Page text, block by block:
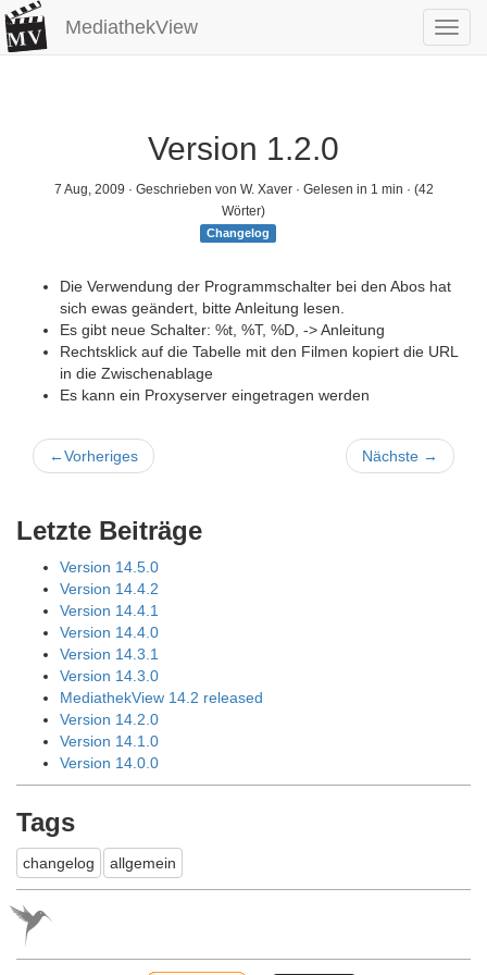
MediathekView
Version 1.2.0
7 Aug, 2009 · Geschrieben von W. Xaver · Gelesen in 1 min · (42
Wörter)
Changelog
Die Verwendung der Programmschalter bei den Abos hat
sich ewas geändert, bitte Anleitung lesen.
Es gibt neue Schalter: %t, %T, %D, -> Anleitung
Rechtsklick auf die Tabelle mit den Filmen kopiert die URL
in die Zwischenablage
Es kann ein Proxyserver eingetragen werden
←Vorheriges Nächste →
Letzte Beiträge
Version 14.5.0
Version 14.4.2
Version 14.4.1
Version 14.4.0
Version 14.3.1
Version 14.3.0
MediathekView 14.2 released
Version 14.2.0
Version 14.1.0
Version 14.0.0
Tags
changelog allgemein